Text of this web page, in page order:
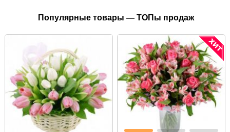
Популярные товары — ТОПы продаж